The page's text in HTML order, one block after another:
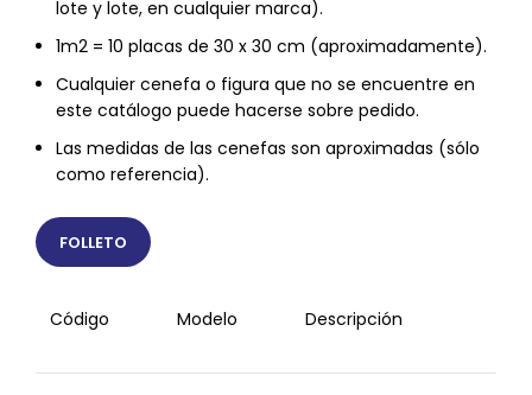
lote y lote, en cualquier marca).
1m2 = 10 placas de 30 x 30 cm (aproximadamente).
Cualquier cenefa o figura que no se encuentre en
este catálogo puede hacerse sobre pedido.
Las medidas de las cenefas son aproximadas (sólo
como referencia).
FOLLETO
Código Modelo Descripción